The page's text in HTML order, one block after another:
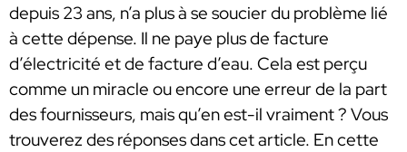
depuis 23 ans, n’a plus à se soucier du problème lié
à cette dépense. Il ne paye plus de facture
d’électricité et de facture d’eau. Cela est perçu
comme un miracle ou encore une erreur de la part
des fournisseurs, mais qu’en est-il vraiment ? Vous
trouverez des réponses dans cet article. En cette